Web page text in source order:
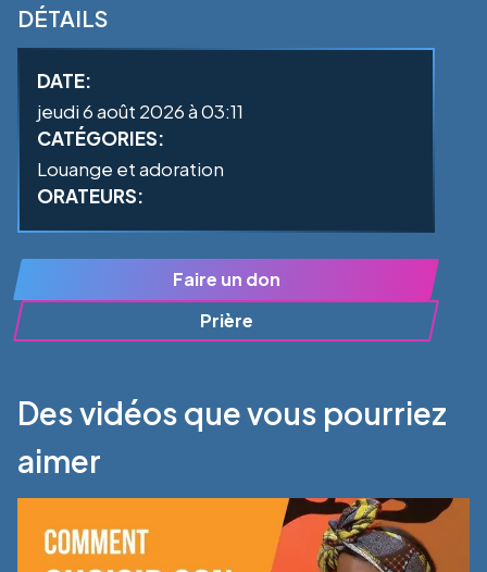
DÉTAILS
DATE:
jeudi 6 août 2026 à 03:11
CATÉGORIES:
Louange et adoration
ORATEURS:
Faire un don
Prière
Des vidéos que vous pourriez
aimer